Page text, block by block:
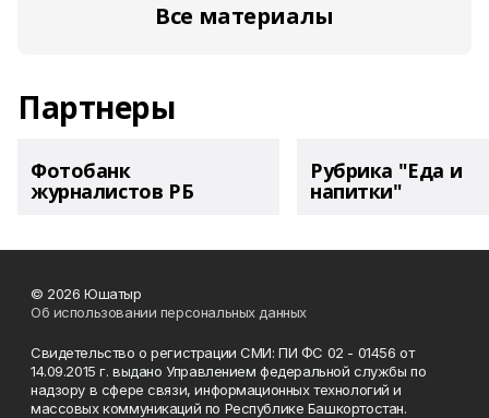
Все материалы
Партнеры
Фотобанк
журналистов РБ
Рубрика "Еда и
напитки"
© 2026 Юшатыр
Об использовании персональных данных
Свидетельство о регистрации СМИ: ПИ ФС 02 - 01456 от
14.09.2015 г. выдано Управлением федеральной службы по
надзору в сфере связи, информационных технологий и
массовых коммуникаций по Республике Башкортостан.